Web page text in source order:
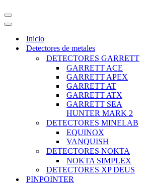
MENÚ
DE
NAVEGACIÓN
MENÚ
DE
NAVEGACIÓN
Inicio
Detectores de metales
DETECTORES GARRETT
GARRETT ACE
GARRETT APEX
GARRETT AT
GARRETT ATX
GARRETT SEA
HUNTER MARK 2
DETECTORES MINELAB
EQUINOX
VANQUISH
DETECTORES NOKTA
NOKTA SIMPLEX
DETECTORES XP DEUS
PINPOINTER